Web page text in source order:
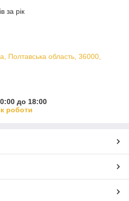
за рік
Полтавська область, 36000,
до 18:00
роботи